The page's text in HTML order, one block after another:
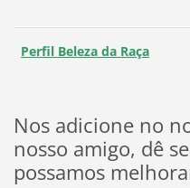
Perfil Beleza da Raça
Nos adicione no
nosso amigo, dê
possamos